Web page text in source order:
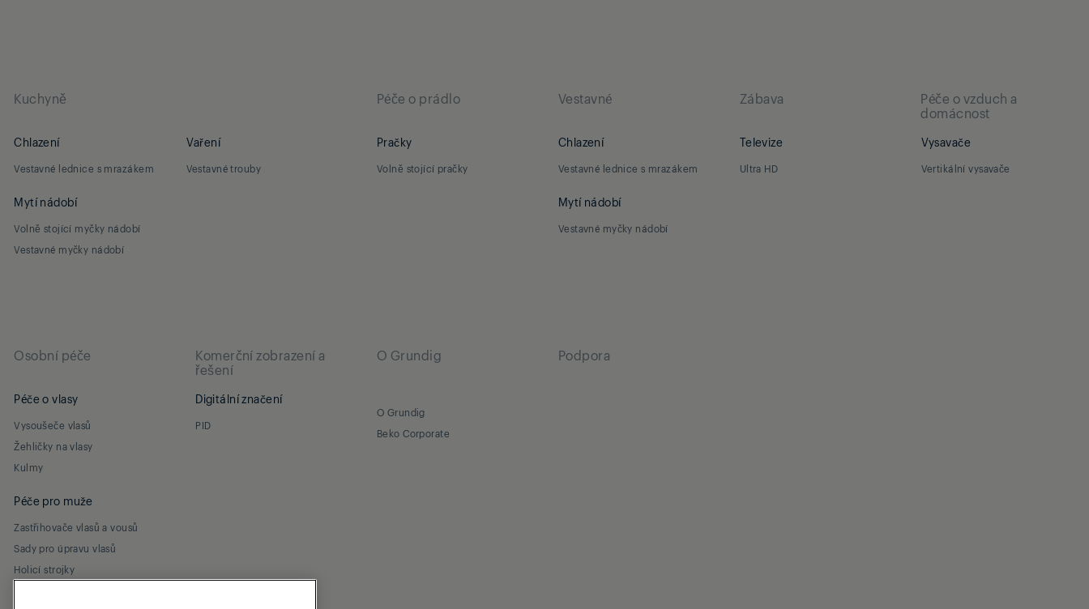
Kuchyně
Chlazení
Vestavné lednice s mrazákem
Vaření
Vestavné trouby
Mytí nádobí
Volně stojící myčky nádobí
Vestavné myčky nádobí
Péče o prádlo
Pračky
Volně stojící pračky
Vestavné
Chlazení
Vestavné lednice s mrazákem
Mytí nádobí
Vestavné myčky nádobí
Zábava
Televize
Ultra HD
Péče o vzduch a
domácnost
Vysavače
Vertikální vysavače
Osobní péče
Péče o vlasy
Vysoušeče vlasů
Žehličky na vlasy
Kulmy
Péče pro muže
Zastřihovače vlasů a vousů
Sady pro úpravu vlasů
Holicí strojky
Komerční zobrazení a
řešení
Digitální značení
PID
O Grundig
O Grundig
Beko Corporate
Podpora